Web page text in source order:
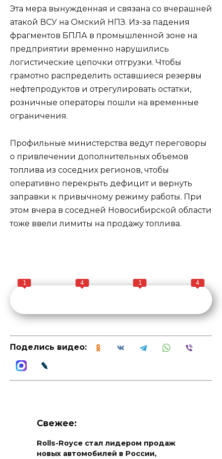
Эта мера вынужденная и связана со вчерашней
атакой ВСУ на Омский НПЗ. Из-за падения
фрагментов БПЛА в промышленной зоне на
предприятии временно нарушились
логистические цепочки отгрузки. Чтобы
грамотно распределить оставшиеся резервы
нефтепродуктов и отрегулировать остатки,
розничные операторы пошли на временные
ограничения.
Профильные министерства ведут переговоры
о привлечении дополнительных объемов
топлива из соседних регионов, чтобы
оперативно перекрыть дефицит и вернуть
заправки к привычному режиму работы. При
этом вчера в соседней Новосибирской области
тоже ввели лимиты на продажу топлива.
1 4 1 4
Поделись видео:
Свежее:
Rolls-Royce стал лидером продаж
новых автомобилей в России,